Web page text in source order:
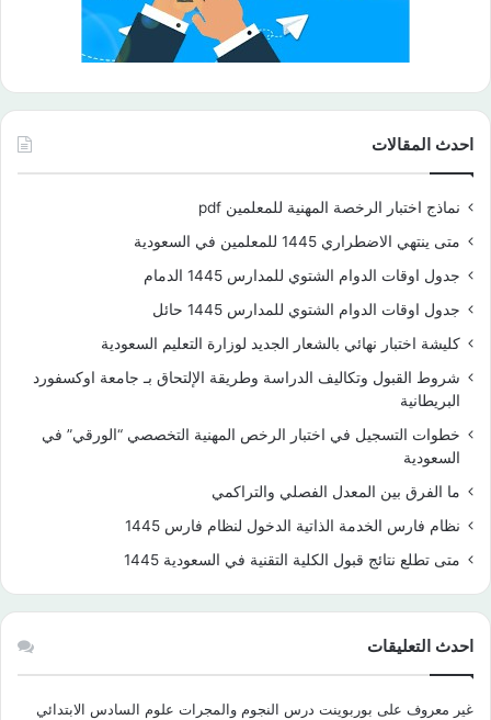
احدث المقالات
نماذج اختبار الرخصة المهنية للمعلمين pdf
متى ينتهي الاضطراري 1445 للمعلمين في السعودية
جدول اوقات الدوام الشتوي للمدارس 1445 الدمام
جدول اوقات الدوام الشتوي للمدارس 1445 حائل
كليشة اختبار نهائي بالشعار الجديد لوزارة التعليم السعودية
شروط القبول وتكاليف الدراسة وطريقة الإلتحاق بـ جامعة اوكسفورد
البريطانية
خطوات التسجيل في اختبار الرخص المهنية التخصصي “الورقي” في
السعودية
ما الفرق بين المعدل الفصلي والتراكمي
نظام فارس الخدمة الذاتية الدخول لنظام فارس 1445
متى تطلع نتائج قبول الكلية التقنية في السعودية 1445
احدث التعليقات
غير معروف على بوربوينت درس النجوم والمجرات علوم السادس الابتدائي